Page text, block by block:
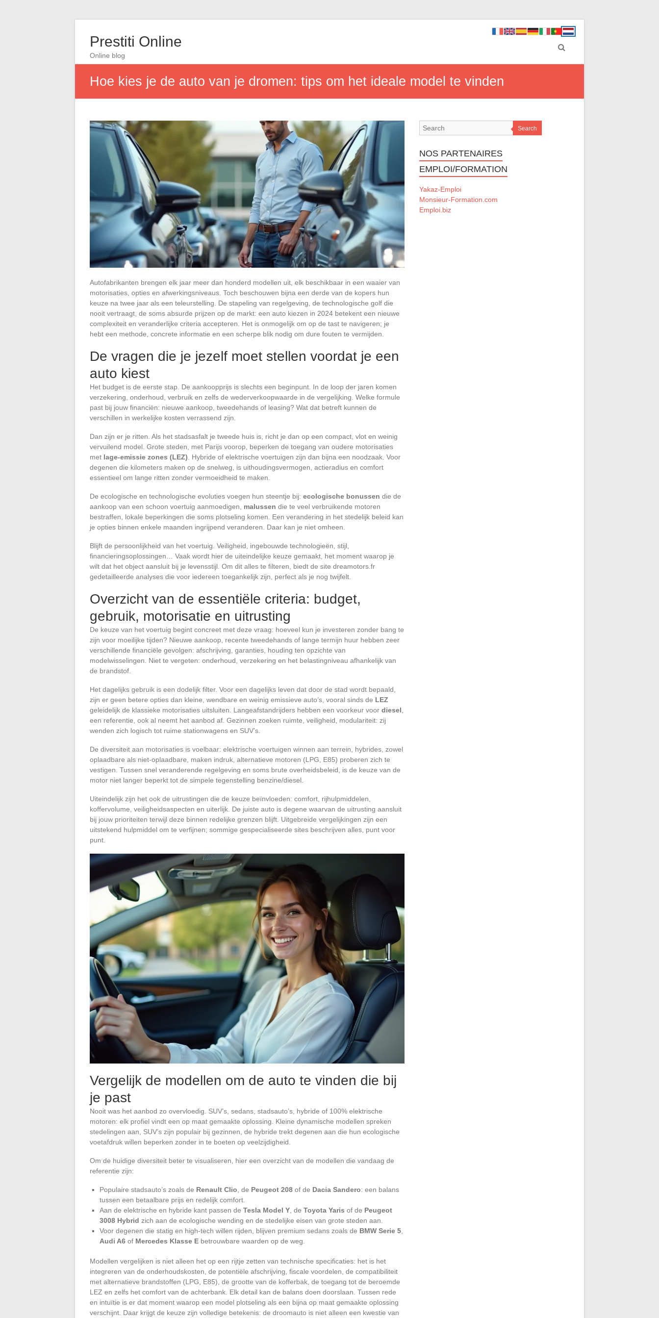
Prestiti Online
Online blog
Hoe kies je de auto van je dromen: tips om het ideale model te vinden
Autofabrikanten brengen elk jaar meer dan honderd modellen uit, elk beschikbaar in een waaier van
motorisaties, opties en afwerkingsniveaus. Toch beschouwen bijna een derde van de kopers hun
keuze na twee jaar als een teleurstelling. De stapeling van regelgeving, de technologische golf die
nooit vertraagt, de soms absurde prijzen op de markt: een auto kiezen in 2024 betekent een nieuwe
complexiteit en veranderlijke criteria accepteren. Het is onmogelijk om op de tast te navigeren; je
hebt een methode, concrete informatie en een scherpe blik nodig om dure fouten te vermijden.
De vragen die je jezelf moet stellen voordat je een
auto kiest
Het budget is de eerste stap. De aankoopprijs is slechts een beginpunt. In de loop der jaren komen
verzekering, onderhoud, verbruik en zelfs de wederverkoopwaarde in de vergelijking. Welke formule
past bij jouw financiën: nieuwe aankoop, tweedehands of leasing? Wat dat betreft kunnen de
verschillen in werkelijke kosten verrassend zijn.
Dan zijn er je ritten. Als het stadsasfalt je tweede huis is, richt je dan op een compact, vlot en weinig
vervuilend model. Grote steden, met Parijs voorop, beperken de toegang van oudere motorisaties
met lage-emissie zones (LEZ) . Hybride of elektrische voertuigen zijn dan bijna een noodzaak. Voor
degenen die kilometers maken op de snelweg, is uithoudingsvermogen, actieradius en comfort
essentieel om lange ritten zonder vermoeidheid te maken.
De ecologische en technologische evoluties voegen hun steentje bij: ecologische bonussen die de
aankoop van een schoon voertuig aanmoedigen, malussen die te veel verbruikende motoren
bestraffen, lokale beperkingen die soms plotseling komen. Een verandering in het stedelijk beleid kan
je opties binnen enkele maanden ingrijpend veranderen. Daar kan je niet omheen.
Blijft de persoonlijkheid van het voertuig. Veiligheid, ingebouwde technologieën, stijl,
financieringsoplossingen… Vaak wordt hier de uiteindelijke keuze gemaakt, het moment waarop je
wilt dat het object aansluit bij je levensstijl. Om dit alles te filteren, biedt de site dreamotors.fr
gedetailleerde analyses die voor iedereen toegankelijk zijn, perfect als je nog twijfelt.
Overzicht van de essentiële criteria: budget,
gebruik, motorisatie en uitrusting
De keuze van het voertuig begint concreet met deze vraag: hoeveel kun je investeren zonder bang te
zijn voor moeilijke tijden? Nieuwe aankoop, recente tweedehands of lange termijn huur hebben zeer
verschillende financiële gevolgen: afschrijving, garanties, houding ten opzichte van
modelwisselingen. Niet te vergeten: onderhoud, verzekering en het belastingniveau afhankelijk van
de brandstof.
Het dagelijks gebruik is een dodelijk filter. Voor een dagelijks leven dat door de stad wordt bepaald,
zijn er geen betere opties dan kleine, wendbare en weinig emissieve auto’s, vooral sinds de LEZ
geleidelijk de klassieke motorisaties uitsluiten. Langeafstandrijders hebben een voorkeur voor diesel
een referentie, ook al neemt het aanbod af. Gezinnen zoeken ruimte, veiligheid, modulariteit: zij
wenden zich logisch tot ruime stationwagens en SUV’s.
De diversiteit aan motorisaties is voelbaar: elektrische voertuigen winnen aan terrein, hybrides, zowel
oplaadbare als niet-oplaadbare, maken indruk, alternatieve motoren (LPG, E85) proberen zich te
vestigen. Tussen snel veranderende regelgeving en soms brute overheidsbeleid, is de keuze van de
motor niet langer beperkt tot de simpele tegenstelling benzine/diesel.
Uiteindelijk zijn het ook de uitrustingen die de keuze beïnvloeden: comfort, rijhulpmiddelen,
koffervolume, veiligheidsaspecten en uiterlijk. De juiste auto is degene waarvan de uitrusting aansluit
bij jouw prioriteiten terwijl deze binnen redelijke grenzen blijft. Uitgebreide vergelijkingen zijn een
uitstekend hulpmiddel om te verfijnen; sommige gespecialiseerde sites beschrijven alles, punt voor
punt.
Vergelijk de modellen om de auto te vinden die bij
je past
Nooit was het aanbod zo overvloedig. SUV’s, sedans, stadsauto’s, hybride of 100% elektrische
motoren: elk profiel vindt een op maat gemaakte oplossing. Kleine dynamische modellen spreken
stedelingen aan, SUV’s zijn populair bij gezinnen, de hybride trekt degenen aan die hun ecologische
voetafdruk willen beperken zonder in te boeten op veelzijdigheid.
Om de huidige diversiteit beter te visualiseren, hier een overzicht van de modellen die vandaag de
referentie zijn:
Populaire stadsauto’s zoals de Renault Clio , de Peugeot 208 of de Dacia Sandero: een balans
tussen een betaalbare prijs en redelijk comfort.
Aan de elektrische en hybride kant passen de Tesla Model Y , de Toyota Yaris of de Peugeot
3008 Hybrid zich aan de ecologische wending en de stedelijke eisen van grote steden aan.
Voor degenen die statig en high-tech willen rijden, blijven premium sedans zoals de BMW Serie 5
Audi A6 of Mercedes Klasse E betrouwbare waarden op de weg.
Modellen vergelijken is niet alleen het op een rijtje zetten van technische specificaties: het is het
integreren van de onderhoudskosten, de potentiële afschrijving, fiscale voordelen, de compatibiliteit
met alternatieve brandstoffen (LPG, E85), de grootte van de kofferbak, de toegang tot de beroemde
LEZ en zelfs het comfort van de achterbank. Elk detail kan de balans doen doorslaan. Tussen rede
en intuïtie is er dat moment waarop een model plotseling als een bijna op maat gemaakte oplossing
verschijnt. Daar krijgt de keuze zijn volledige betekenis: de droomauto is niet alleen een kwestie van
Search
NOS PARTENAIRES
EMPLOI/FORMATION
Yakaz-Emploi
Monsieur-Formation.com
Emploi.biz